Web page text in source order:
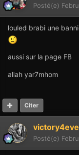
Posté(e)
louled brabi une
aussi sur la page FB
allah yar7mhom
Citer
Posté(e)